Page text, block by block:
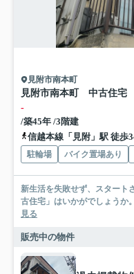
見附市南本町
見附市南本町 中古住宅
-
/築45年 /3階建
信越本線「見附」駅 徒歩
駐輪場 バイク置場あり
新生活を失敗せず、スター
古住宅」はいかがでしょうか
見る
販売中の物件